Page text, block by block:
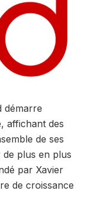
affichant des
de ses
plus en plus
par Xavier
de croissance